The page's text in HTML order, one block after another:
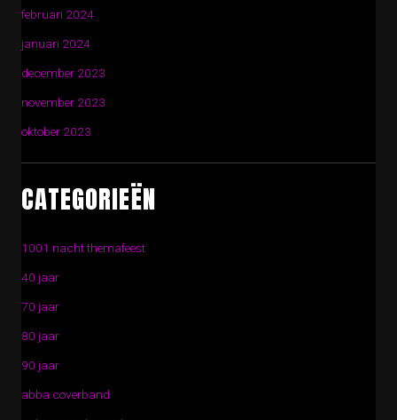
februari 2024
januari 2024
december 2023
november 2023
oktober 2023
CATEGORIEËN
1001 nacht themafeest
40 jaar
70 jaar
80 jaar
90 jaar
abba coverband